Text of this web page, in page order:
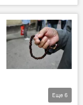
Еще 6